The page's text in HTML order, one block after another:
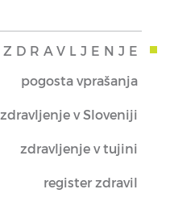
ZDRAVLJENJE
pogosta vprašanja
zdravljenje v Sloveniji
zdravljenje v tujini
register zdravil